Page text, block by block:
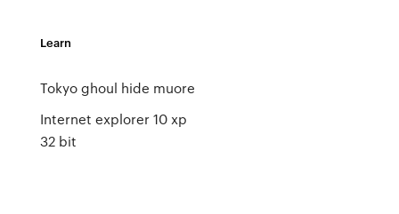
Learn
Tokyo ghoul hide muore
Internet explorer 10 xp
32 bit